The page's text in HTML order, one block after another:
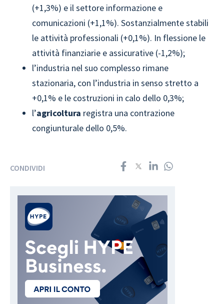
(+1,3%) e il settore informazione e
comunicazioni (+1,1%). Sostanzialmente stabili
le attività professionali (+0,1%). In flessione le
attività finanziarie e assicurative (-1,2%);
l’industria nel suo complesso rimane
stazionaria, con l’industria in senso stretto a
+0,1% e le costruzioni in calo dello 0,3%;
l’agricoltura registra una contrazione
congiunturale dello 0,5%.
CONDIVIDI